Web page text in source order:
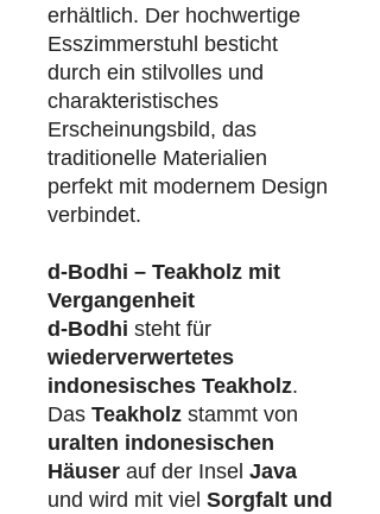
erhältlich. Der hochwertige
Esszimmerstuhl besticht
durch ein stilvolles und
charakteristisches
Erscheinungsbild, das
traditionelle Materialien
perfekt mit modernem Design
verbindet.
d-Bodhi – Teakholz mit
Vergangenheit
d-Bodhi steht für
wiederverwertetes
indonesisches Teakholz.
Das Teakholz stammt von
uralten indonesischen
Häuser auf der Insel Java
und wird mit viel Sorgfalt und